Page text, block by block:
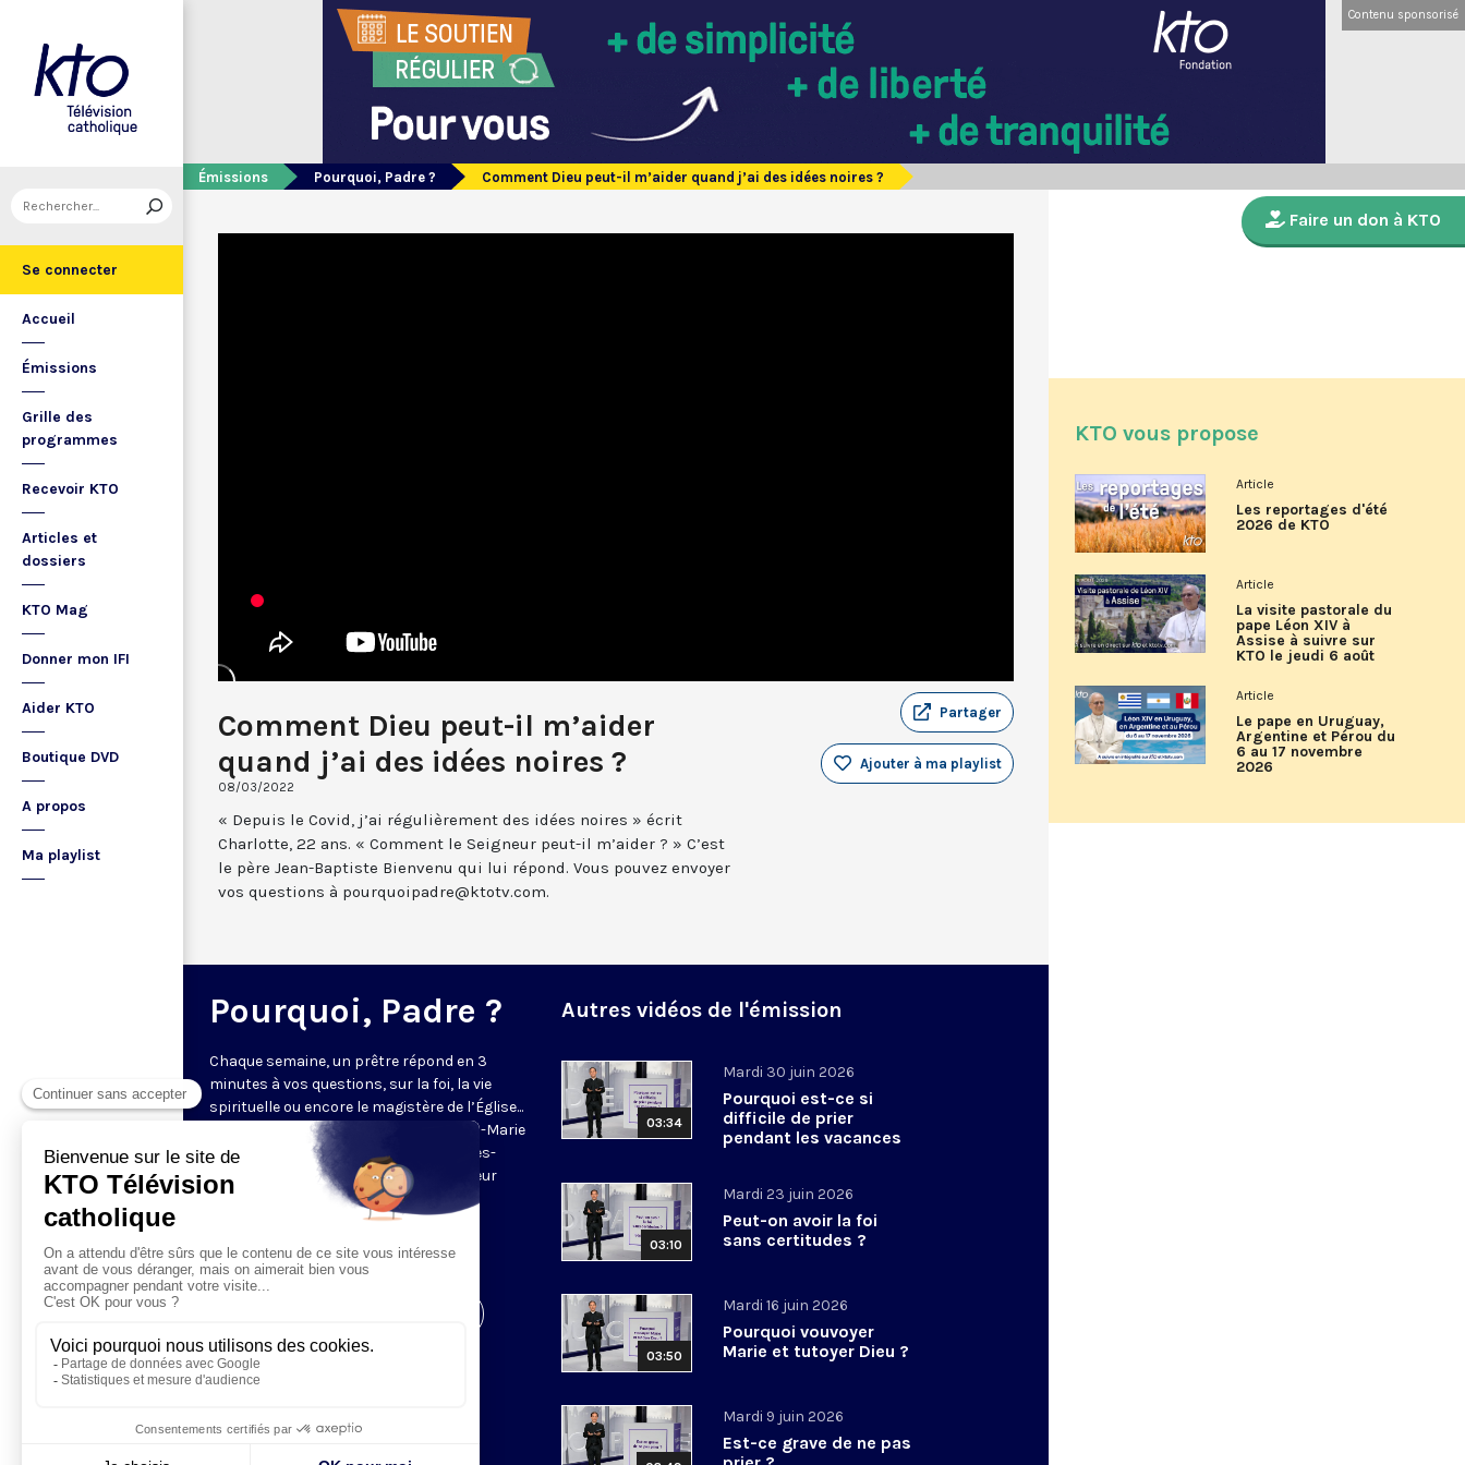
Se connecter
Accueil
Émissions
Grille des
programmes
Recevoir KTO
Articles et
dossiers
KTO Mag
Donner mon IFI
Aider KTO
Boutique DVD
A propos
Ma playlist
Contenu sponsorisé
Émissions Pourquoi, Padre ? Comment Dieu peut-il m’aider quand j’ai des idées noires ?
Comment Dieu peut-il m’aider
quand j’ai des idées noires ?
08/03/2022
Partager
Ajouter à ma playlist
« Depuis le Covid, j’ai régulièrement des idées noires » écrit
Charlotte, 22 ans. « Comment le Seigneur peut-il m’aider ? » C’est
le père Jean-Baptiste Bienvenu qui lui répond. Vous pouvez envoyer
vos questions à pourquoipadre@ktotv.com.
Pourquoi, Padre ?
Chaque semaine, un prêtre répond en 3
minutes à vos questions, sur la foi, la vie
spirituelle ou encore le magistère de l’Église...
Cette année, ce sont les pères Charles-Marie
Rigail, Thibaut de Rincquesen et Charles-
Thierry Ndjandjo qui vous proposent leur
réflexion et leur éclairage.
àpourquoipadre@ktotv.com
Autres vidéos de l'émission
03:34
Mardi 30 juin 2026
Pourquoi est-ce si
difficile de prier
pendant les vacances
03:10
Mardi 23 juin 2026
Peut-on avoir la foi
sans certitudes ?
03:50
Mardi 16 juin 2026
Pourquoi vouvoyer
Marie et tutoyer Dieu ?
Mardi 9 juin 2026
Est-ce grave de ne pas
Faire un don à KTO
KTO vous propose
Article
Les reportages d'été
2026 de KTO
Article
La visite pastorale du
pape Léon XIV à
Assise à suivre sur
KTO le jeudi 6 août
Article
Le pape en Uruguay,
Argentine et Pérou du
6 au 17 novembre
2026